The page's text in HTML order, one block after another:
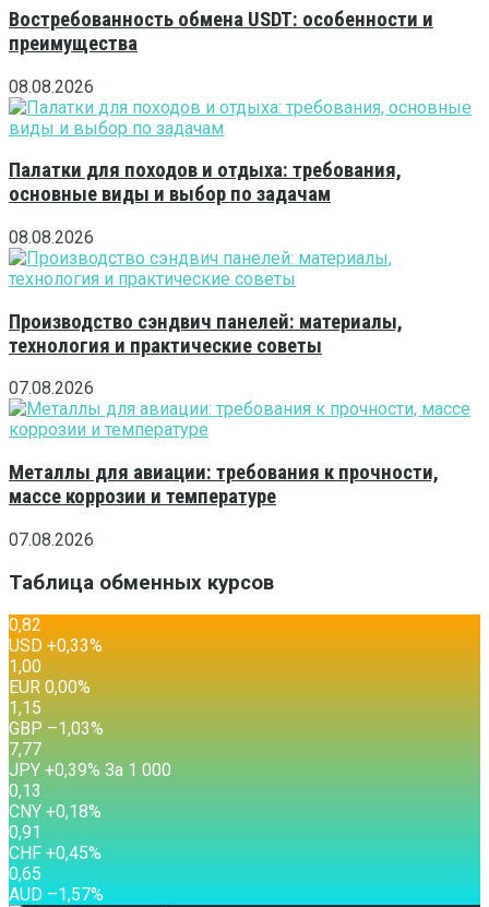
Востребованность обмена USDT: особенности и
преимущества
08.08.2026
Палатки для походов и отдыха: требования,
основные виды и выбор по задачам
08.08.2026
Производство сэндвич панелей: материалы,
технология и практические советы
07.08.2026
Металлы для авиации: требования к прочности,
массе коррозии и температуре
07.08.2026
Таблица обменных курсов
0,82
USD +0,33%
1,00
EUR 0,00%
1,15
GBP –1,03%
7,77
JPY +0,39% За 1 000
0,13
CNY +0,18%
0,91
CHF +0,45%
0,65
AUD –1,57%